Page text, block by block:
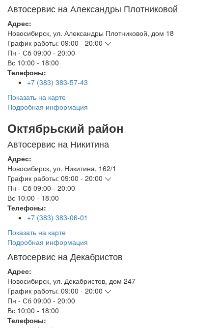
Автосервис на Александры Плотниковой
Адрес:
Новосибирск, ул. Александры Плотниковой, дом 18
График работы: 09:00 - 20:00
Пн - Сб 09:00 - 20:00
Вс 10:00 - 18:00
Телефоны:
+7 (383) 383-57-43
Показать на карте
Подробная информация
Октябрьский район
Автосервис на Никитина
Адрес:
Новосибирск, ул. Никитина, 162/1
График работы: 09:00 - 20:00
Пн - Сб 09:00 - 20:00
Вс 10:00 - 18:00
Телефоны:
+7 (383) 383-06-01
Показать на карте
Подробная информация
Автосервис на Декабристов
Адрес:
Новосибирск, ул. Декабристов, дом 247
График работы: 09:00 - 20:00
Пн - Сб 09:00 - 20:00
Вс 10:00 - 18:00
Телефоны: